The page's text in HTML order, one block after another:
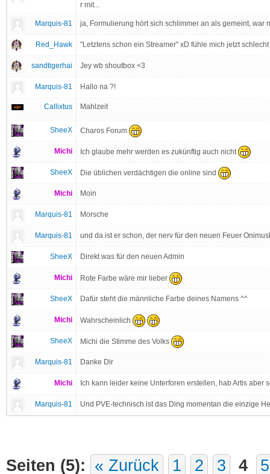
r mit...
Marquis-81 ja, Formulierung hört sich schlimmer an als gemeint, war
Red_Hawk "Letztens schon ein Streamer" xD fühle mich jetzt schlecht
sandtigerhai Jey wb shoutbox <3
Marquis-81 Hallo na ?!
Callixtus Mahlzeit
SheeX Charos Forum
Michi Ich glaube mehr werden es zukünftig auch nicht
SheeX Die üblichen verdächtigen die online sind
Michi Moin
Marquis-81 Morsche
Marquis-81 und da ist er schon, der nerv für den neuen Feuer
SheeX Direkt was für den neuen Admin
Michi Rote Farbe wäre mir lieber
SheeX Dafür steht die männliche Farbe deines Namens ^^
Michi Wahrscheinlich
SheeX Michi die Stimme des Volks
Marquis-81 Danke Dir
Michi Ich kann leider keine Unterforen erstellen, hab Artis
Marquis-81 Und PVE-technisch ist das Ding momentan die einzige
Seiten (5): « Zurück 1 2 3 4 5